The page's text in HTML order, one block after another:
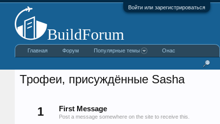
Войти или зарегистрироваться
Трофеи, присуждённые Sasha
1 First Message
Post a message somewhere on the site to receive this.
Главная Форум Популярные темы Онас